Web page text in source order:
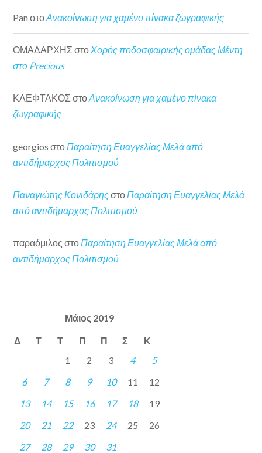
Pan στοΑνακοίνωση για χαμένο πίνακα ζωγραφικής
ΟΜΑΔΑΡΧΗΣ στοΧορός ποδοσφαιρικής ομάδας Μέντη
στο Precious
ΚΛΕΦΤΑΚΟΣ στοΑνακοίνωση για χαμένο πίνακα
ζωγραφικής
georgios στο Παραίτηση Ευαγγελίας Μελά από
αντιδήμαρχος Πολιτισμού
Παναγιώτης Κονιδάρηςστο Παραίτηση Ευαγγελίας Μελά
από αντιδήμαρχος Πολιτισμού
παραόμιλος στοΠαραίτηση Ευαγγελίας Μελά από
αντιδήμαρχος Πολιτισμού
Μάιος 2019
Δ Τ Τ Π Π Σ Κ
1 2 3 4
5
6
7 8 9 10 11
12
13
14 15 16 17 18
19
20
21 22 23 24 25
26
27
28 29 30 31